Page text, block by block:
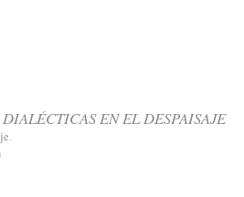
EN EL DESPAISAJE
.